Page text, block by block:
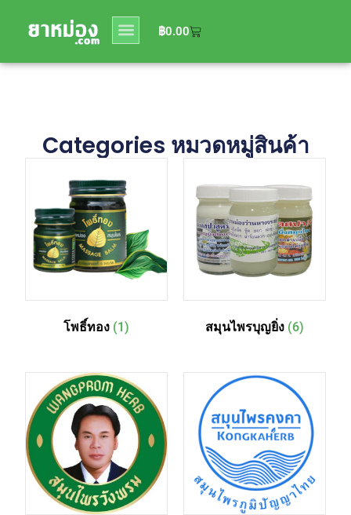
฿0.00
฿0.00
Categories หมวดหมู่สินค้า
โพธิ์ทอง (1) สมุนไพรบุญยิ่ง (6)